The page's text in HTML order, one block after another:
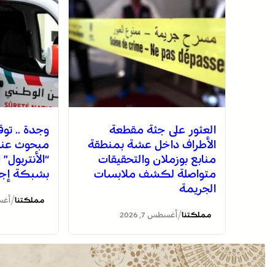
العثور على جثة مقطعة
الأطراف داخل عشة بمنطقة
منابع بوزملان والتحقيقات
متواصلة لكشف ملابسات
الجريمة
مملكتنا/أغسطس 7, 2026
وجدة ..
مبحوث
بشبكة
مملكتنا/